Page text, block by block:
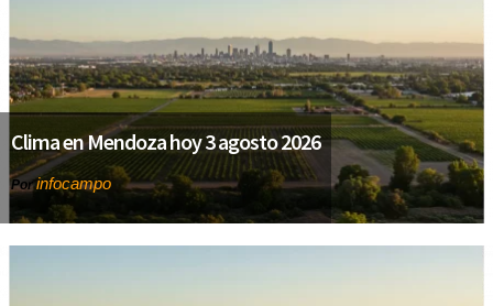
Clima en Mendoza hoy 3 agosto 2026
Porinfocampo